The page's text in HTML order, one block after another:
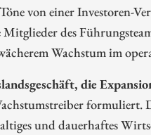
von einer Investoren-
des
Wachstum im
die
formuliert.
und dauerhaftes